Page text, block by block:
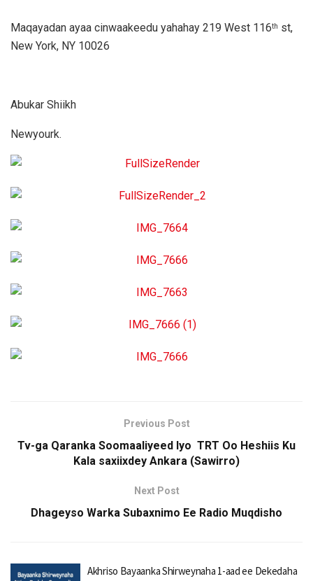
Maqayadan ayaa cinwaakeedu yahahay 219 West 116th st,
New York, NY 10026
Abukar Shiikh
Newyourk.
Previous Post
Tv-ga Qaranka Soomaaliyeed Iyo TRT Oo Heshiis Ku
Kala saxiixdey Ankara (Sawirro)
Next Post
Dhageyso Warka Subaxnimo Ee Radio Muqdisho
Akhriso Bayaanka Shirweynaha 1-aad ee Dekedaha